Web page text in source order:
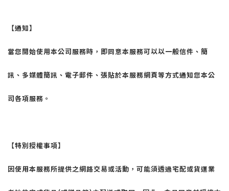
【通知】
當您開始使用本公司服務時，即同意本服務可以以一般信件、簡
訊、多媒體簡訊、電子郵件、張貼於本服務網頁等方式通知您本公
司各項服務。
【特別授權事項】
因使用本服務所提供之網路交易或活動，可能須透過宅配或貨運業